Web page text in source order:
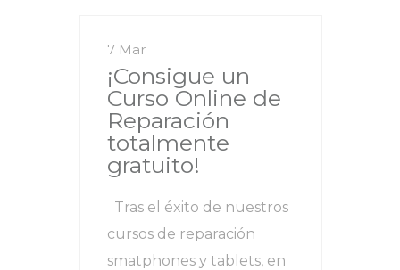
7 Mar
¡Consigue un
Curso Online de
Reparación
totalmente
gratuito!
Tras el éxito de nuestros
cursos de reparación
smatphones y tablets, en